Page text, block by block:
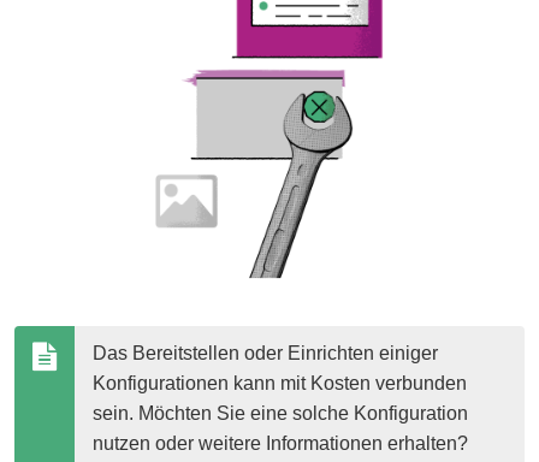
Das Bereitstellen oder Einrichten einiger
Konfigurationen kann mit Kosten verbunden
sein. Möchten Sie eine solche Konfiguration
nutzen oder weitere Informationen erhalten?